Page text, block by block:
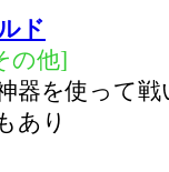
ド
の他]
器を使って
あり